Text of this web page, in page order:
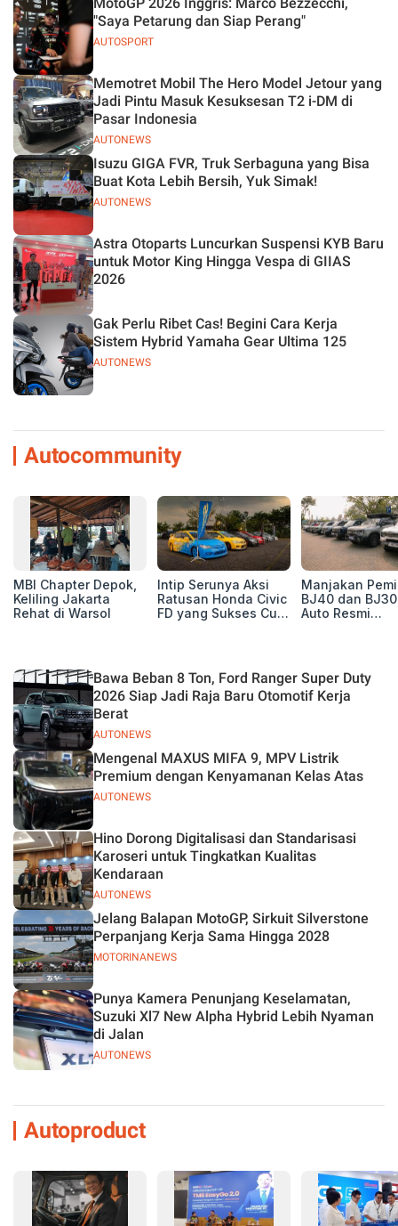
AUTOSPORT
"Saya Petarung dan Siap Perang"
AUTONEWS
Memotret Mobil The Hero Model Jetour yang
Jadi Pintu Masuk Kesuksesan T2 i-DM di
Pasar Indonesia
AUTONEWS
Isuzu GIGA FVR, Truk Serbaguna yang Bisa
Buat Kota Lebih Bersih, Yuk Simak!
Astra Otoparts Luncurkan Suspensi KYB Baru
untuk Motor King Hingga Vespa di GIIAS
2026
AUTONEWS
Gak Perlu Ribet Cas! Begini Cara Kerja
Sistem Hybrid Yamaha Gear Ultima 125
Autocommunity
MBI Chapter Depok,
Keliling Jakarta
Rehat di Warsol
Intip Serunya Aksi
Ratusan Honda Civic
FD yang Sukses Curi
Manjakan
BJ40 dan
Auto Resmi
AUTONEWS
Bawa Beban 8 Ton, Ford Ranger Super Duty
2026 Siap Jadi Raja Baru Otomotif Kerja
Berat
AUTONEWS
Mengenal MAXUS MIFA 9, MPV Listrik
Premium dengan Kenyamanan Kelas Atas
AUTONEWS
Hino Dorong Digitalisasi dan Standarisasi
Karoseri untuk Tingkatkan Kualitas
Kendaraan
MOTORINANEWS
Jelang Balapan MotoGP, Sirkuit Silverstone
Perpanjang Kerja Sama Hingga 2028
AUTONEWS
Punya Kamera Penunjang Keselamatan,
Suzuki Xl7 New Alpha Hybrid Lebih Nyaman
di Jalan
Autoproduct